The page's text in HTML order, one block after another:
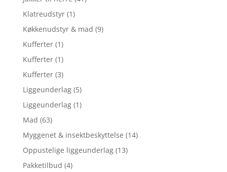
Klatreudstyr (1)
Køkkenudstyr & mad (9)
Kufferter (1)
Kufferter (1)
Kufferter (3)
Liggeunderlag (5)
Liggeunderlag (1)
Mad (63)
Myggenet & insektbeskyttelse (14)
Oppustelige liggeunderlag (13)
Pakketilbud (4)